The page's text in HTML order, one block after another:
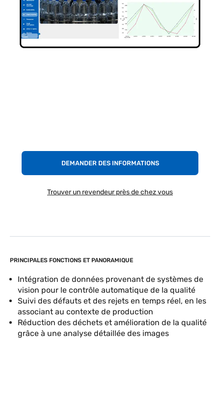
PRINCIPALES FONCTIONS ET PANORAMIQUE
Intégration de données provenant de systèmes de
vision pour le contrôle automatique de la qualité
Suivi des défauts et des rejets en temps réel, en les
associant au contexte de production
Réduction des déchets et amélioration de la qualité
grâce à une analyse détaillée des images
DEMANDER DES INFORMATIONS
Trouver un revendeur près de chez vous